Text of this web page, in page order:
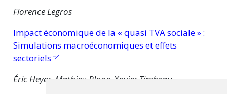
Florence Legros
Impact économique de la « quasi TVA sociale» :
Simulations macroéconomiques et effets
sectoriels
Éric Heyer, Mathieu Plane, Xavier Timbeau